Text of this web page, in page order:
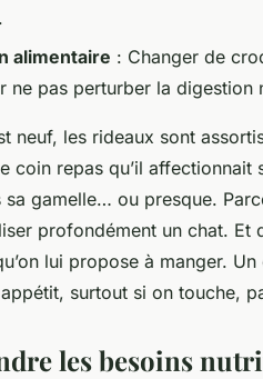
alimentaire : Changer de
ne pas perturber la digestion
neuf, les rideaux sont
coin repas qu’il
sa gamelle… ou presque.
profondément un chat.
lui propose à manger.
surtout si on touche,
les besoins